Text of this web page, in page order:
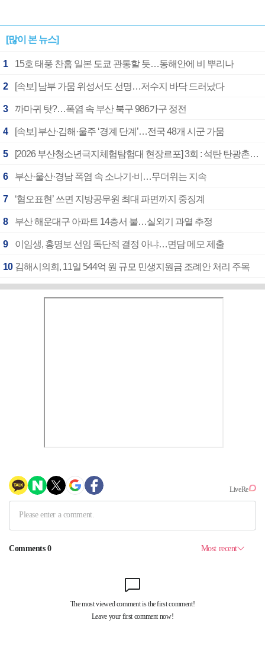
[많이 본 뉴스]
1 15호 태풍 찬홈 일본 도쿄 관통할 듯…동해안에 비 뿌리나
2 [속보] 남부 가뭄 위성서도 선명…저수지 바닥 드러났다
3 까마귀 탓?…폭염 속 부산 북구 986가구 정전
4 [속보] 부산·김해·울주 ‘경계 단계’…전국 48개 시군 가뭄
5 [2026 부산청소년극지체험탐험대 현장르포] 3회 : 석탄 탄광촌에서 북극 연구의 중심지로
6 부산·울산·경남 폭염 속 소나기·비…무더위는 지속
7 ‘혐오표현’ 쓰면 지방공무원 최대 파면까지 중징계
8 부산 해운대구 아파트 14층서 불…실외기 과열 추정
9 이임생, 홍명보 선임 독단적 결정 아냐…면담 메모 제출
10 김해시의회, 11일 544억 원 규모 민생지원금 조례안 처리 주목